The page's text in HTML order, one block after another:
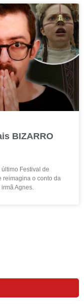
BIZARRO
Festival de
reimagina o conto da
Agnes.